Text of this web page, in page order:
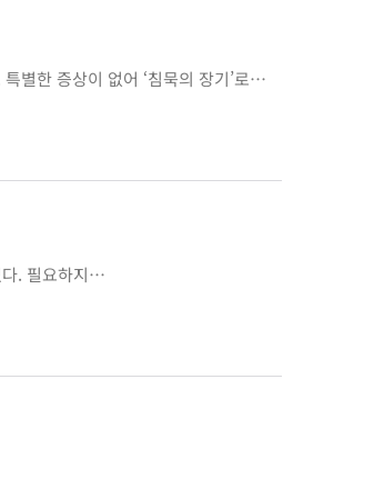
별한 증상이 없어 ‘침묵의 장기’로…
다. 필요하지…